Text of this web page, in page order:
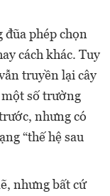
đũa phép chọn
cách khác. Tuy
truyền lại cây
số trường
nhưng có
“thế hệ sau
nhưng bất cứ